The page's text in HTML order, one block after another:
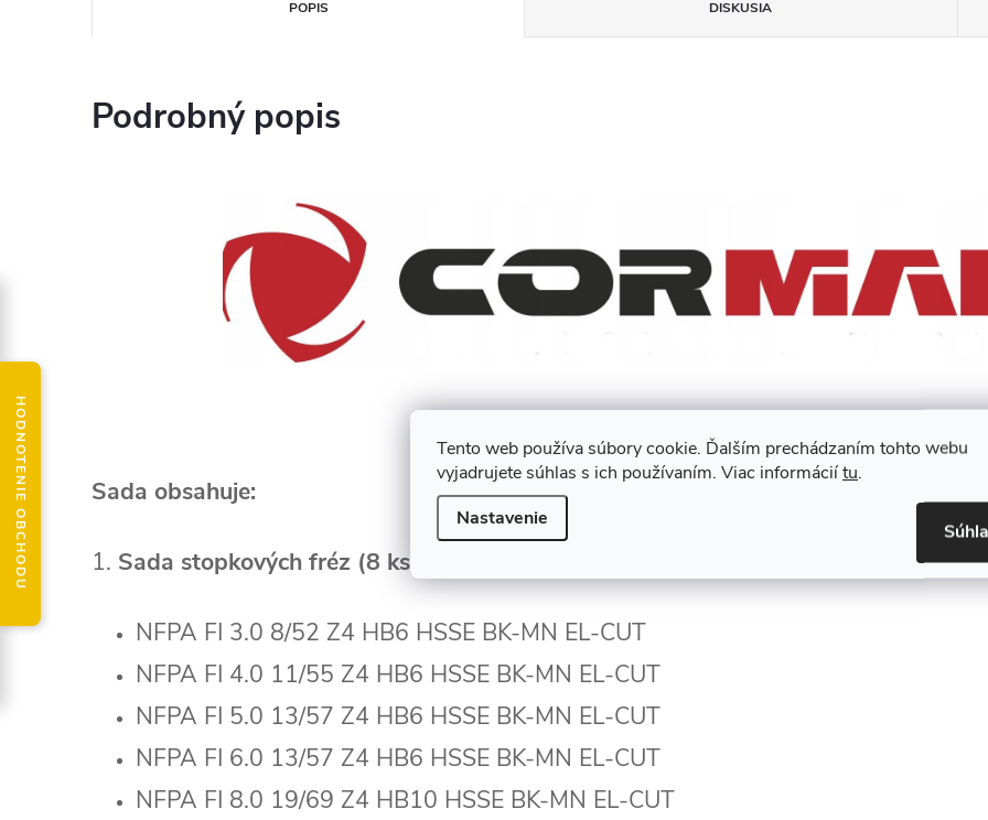
Tento web používa súbory cookie. Ďalším prechádzaním tohto webu
vyjadrujete súhlas s ich používaním. Viac informáciítu.
Nastavenie
POPIS DISKUSIA
Podrobný popis
Sada obsahuje:
1. Sada stopkových fréz (8 ks):
NFPA FI 3.0 8/52 Z4 HB6 HSSE BK-MN EL-CUT
NFPA FI 4.0 11/55 Z4 HB6 HSSE BK-MN EL-CUT
NFPA FI 5.0 13/57 Z4 HB6 HSSE BK-MN EL-CUT
NFPA FI 6.0 13/57 Z4 HB6 HSSE BK-MN EL-CUT
NFPA FI 8.0 19/69 Z4 HB10 HSSE BK-MN EL-CUT
HODNOTENIE OBCHODU